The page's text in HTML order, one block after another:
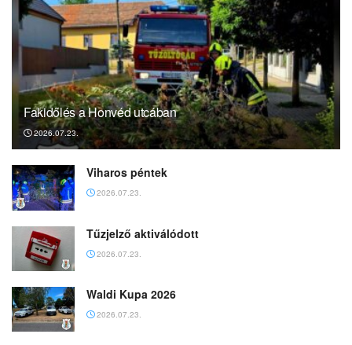
Fakidőlés a Honvéd utcában
2026.07.23.
Viharos péntek
2026.07.23.
Tűzjelző aktiválódott
2026.07.23.
Waldi Kupa 2026
2026.07.23.